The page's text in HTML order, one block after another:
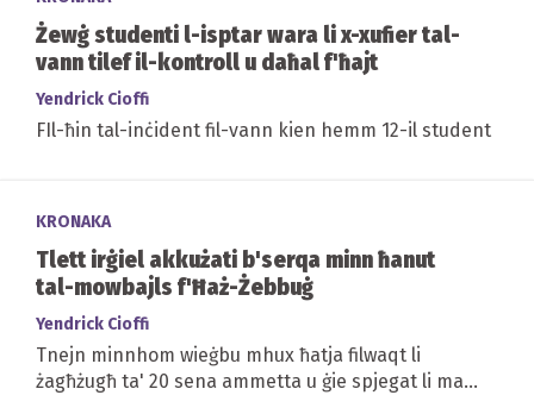
Żewġ studenti l-isptar wara li x-xufier tal-
vann tilef il-kontroll u daħal f'ħajt
Yendrick Cioffi
FIl-ħin tal-inċident fil-vann kien hemm 12-il student
KRONAKA
Tlett irġiel akkużati b'serqa minn ħanut
tal-mowbajls f'Ħaż-Żebbuġ
Yendrick Cioffi
Tnejn minnhom wieġbu mhux ħatja filwaqt li
żagħżugħ ta' 20 sena ammetta u ġie spjegat li ma